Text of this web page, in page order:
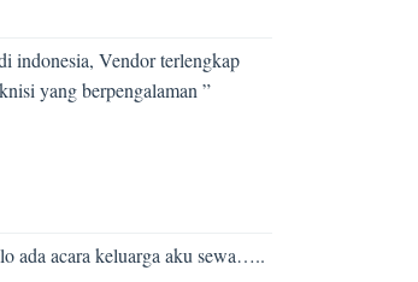
indonesia, Vendor terlengkap
yang berpengalaman ”
ada acara keluarga aku sewa…..